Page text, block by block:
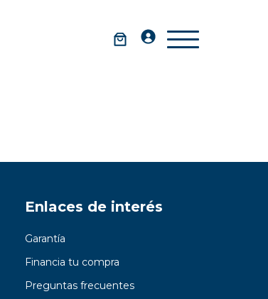
Enlaces de interés
Garantía
Financia tu compra
Preguntas frecuentes